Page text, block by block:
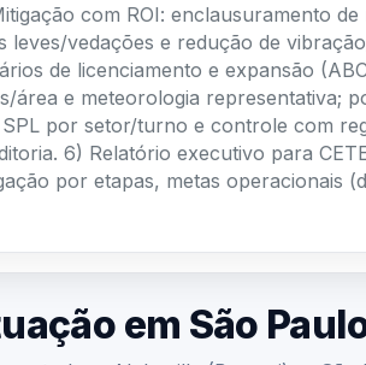
com ROI: enclausuramento
leves/vedações e redução de
de licenciamento e expansão
área e meteorologia representativa;
por setor/turno e controle com
6) Relatório executivo para
por etapas, metas operacionais
em São